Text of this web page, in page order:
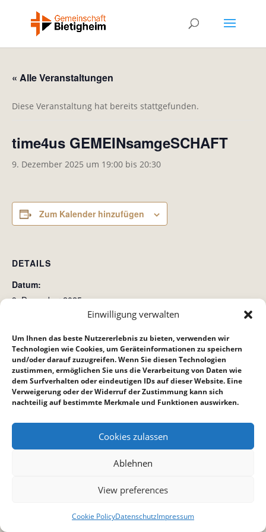
Einwilligung verwalten
Um Ihnen das beste Nutzererlebnis zu bieten, verwenden wir
Technologien wie Cookies, um Geräteinformationen zu speichern
und/oder darauf zuzugreifen. Wenn Sie diesen Technologien
zustimmen, ermöglichen Sie uns die Verarbeitung von Daten wie
dem Surfverhalten oder eindeutigen IDs auf dieser Website. Eine
Verweigerung oder der Widerruf der Zustimmung kann sich
nachteilig auf bestimmte Merkmale und Funktionen auswirken.
Cookies zulassen
Ablehnen
View preferences
Cookie PolicyDatenschutzImpressum
« Alle Veranstaltungen
Diese Veranstaltung hat bereits stattgefunden.
time4us GEMEINsamgeSCHAFT
9. Dezember 2025 um 19:00 bis 20:30
Zum Kalender hinzufügen
DETAILS
Datum:
9. Dezember 2025
Gottesdienst Kinderstunde